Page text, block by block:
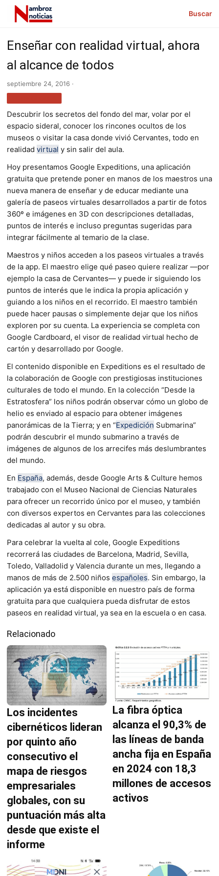
Buscar
Enseñar con realidad virtual, ahora
al alcance de todos
septiembre 24, 2016 ·
Descubrir los secretos del fondo del mar, volar por el
espacio sideral, conocer los rincones ocultos de los
museos o visitar la casa donde vivió Cervantes, todo en
realidad virtual y sin salir del aula.
Hoy presentamos Google Expeditions, una aplicación
gratuita que pretende poner en manos de los maestros una
nueva manera de enseñar y de educar mediante una
galería de paseos virtuales desarrollados a partir de fotos
360º e imágenes en 3D con descripciones detalladas,
puntos de interés e incluso preguntas sugeridas para
integrar fácilmente al temario de la clase.
Maestros y niños acceden a los paseos virtuales a través
de la app. El maestro elige qué paseo quiere realizar —por
ejemplo la casa de Cervantes— y puede ir siguiendo los
puntos de interés que le indica la propia aplicación y
guiando a los niños en el recorrido. El maestro también
puede hacer pausas o simplemente dejar que los niños
exploren por su cuenta. La experiencia se completa con
Google Cardboard, el visor de realidad virtual hecho de
cartón y desarrollado por Google.
El contenido disponible en Expeditions es el resultado de
la colaboración de Google con prestigiosas instituciones
culturales de todo el mundo. En la colección “Desde la
Estratosfera” los niños podrán observar cómo un globo de
helio es enviado al espacio para obtener imágenes
panorámicas de la Tierra; y en “Expedición Submarina”
podrán descubrir el mundo submarino a través de
imágenes de algunos de los arrecifes más deslumbrantes
del mundo.
En España, además, desde Google Arts & Culture hemos
trabajado con el Museo Nacional de Ciencias Naturales
para ofrecer un recorrido único por el museo, y también
con diversos expertos en Cervantes para las colecciones
dedicadas al autor y su obra.
Para celebrar la vuelta al cole, Google Expeditions
recorrerá las ciudades de Barcelona, Madrid, Sevilla,
Toledo, Valladolid y Valencia durante un mes, llegando a
manos de más de 2.500 niños españoles. Sin embargo, la
aplicación ya está disponible en nuestro país de forma
gratuita para que cualquiera pueda disfrutar de estos
paseos en realidad virtual, ya sea en la escuela o en casa.
Relacionado
Los incidentes
cibernéticos lideran
por quinto año
consecutivo el
mapa de riesgos
empresariales
globales, con su
puntuación más alta
desde que existe el
informe
La fibra óptica
alcanza el 90,3% de
las líneas de banda
ancha fija en España
en 2024 con 18,3
millones de accesos
activos